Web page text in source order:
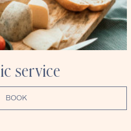
service
BOOK